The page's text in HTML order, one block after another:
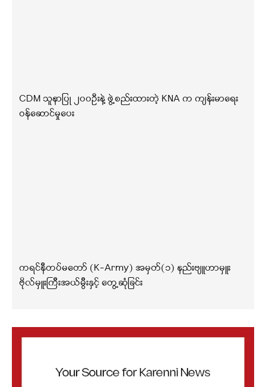
CDM သူနာပြု ၂၀၀ဦးနဲ့ ဖွဲ့စည်းထားတဲ့ KNA က ကျန်းမာရေး
ဝန်ဆောင်မှုပေး
ကရင်နီတပ်မတော် (K-Army) အမှတ်(၁) နည်းဗျူဟာမှူး
ဗိုလ်မှူးကြီးအယ်မွီးနှင့် တွေ့ဆုံခြင်း